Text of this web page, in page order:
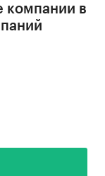
компании в